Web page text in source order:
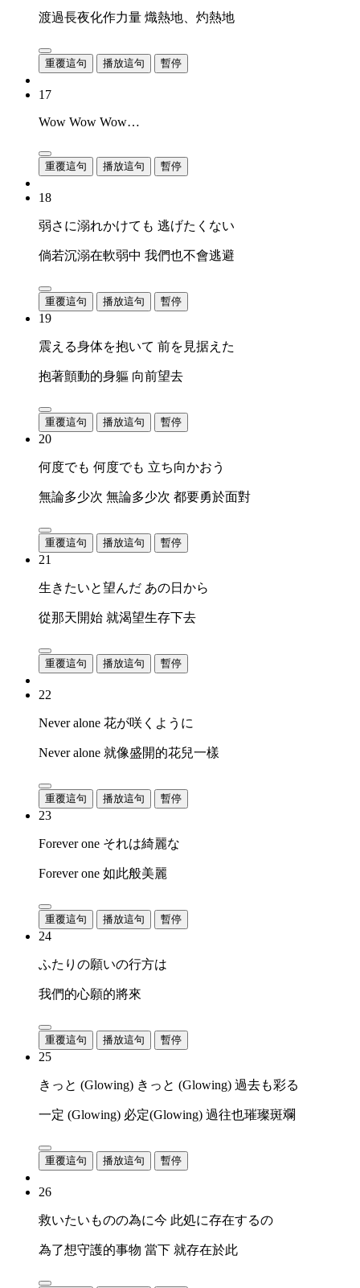
渡過長夜化作力量 熾熱地、灼熱地
重覆這句 播放這句 暫停
17
Wow Wow Wow…
重覆這句 播放這句 暫停
18
弱さに溺れかけても 逃げたくない
倘若沉溺在軟弱中 我們也不會逃避
重覆這句 播放這句 暫停
19
震える身体を抱いて 前を見据えた
抱著顫動的身軀 向前望去
重覆這句 播放這句 暫停
20
何度でも 何度でも 立ち向かおう
無論多少次 無論多少次 都要勇於面對
重覆這句 播放這句 暫停
21
生きたいと望んだ あの日から
從那天開始 就渴望生存下去
重覆這句 播放這句 暫停
22
Never alone 花が咲くように
Never alone 就像盛開的花兒一樣
重覆這句 播放這句 暫停
23
Forever one それは綺麗な
Forever one 如此般美麗
重覆這句 播放這句 暫停
24
ふたりの願いの行方は
我們的心願的將來
重覆這句 播放這句 暫停
25
きっと (Glowing) きっと (Glowing) 過去も彩る
一定 (Glowing) 必定(Glowing) 過往也璀璨斑斕
重覆這句 播放這句 暫停
26
救いたいものの為に今 此処に存在するの
為了想守護的事物 當下 就存在於此